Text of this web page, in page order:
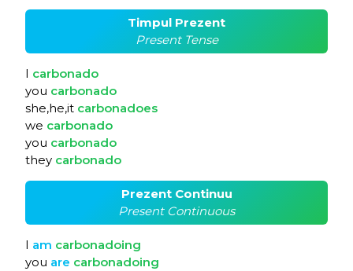
Timpul Prezent
Present Tense
I carbonado
you carbonado
she,he,it carbonadoes
we carbonado
you carbonado
they carbonado
Prezent Continuu
Present Continuous
I am carbonadoing
you are carbonadoing